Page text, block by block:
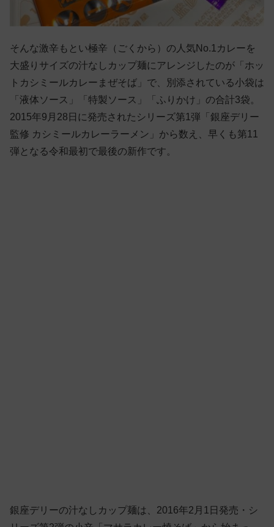
そんな激辛もとい極辛（ごくから）の人気No.1カレーを
大盛りサイズの汁なしカップ麺にアレンジしたのが「ホッ
トカシミールカレーまぜそば」で、別添されている小袋は
「液体ソース」「特製ソース」「ふりかけ」の合計3袋。
2015年9月28日に発売されたシリーズ第1弾「銀座デリー
監修 カシミールカレーラーメン」から数え、早くも第11
弾となる令和最初で最後の新作です。
銀座デリーの汁なしカップ麺は、2016年2月1日発売・シ